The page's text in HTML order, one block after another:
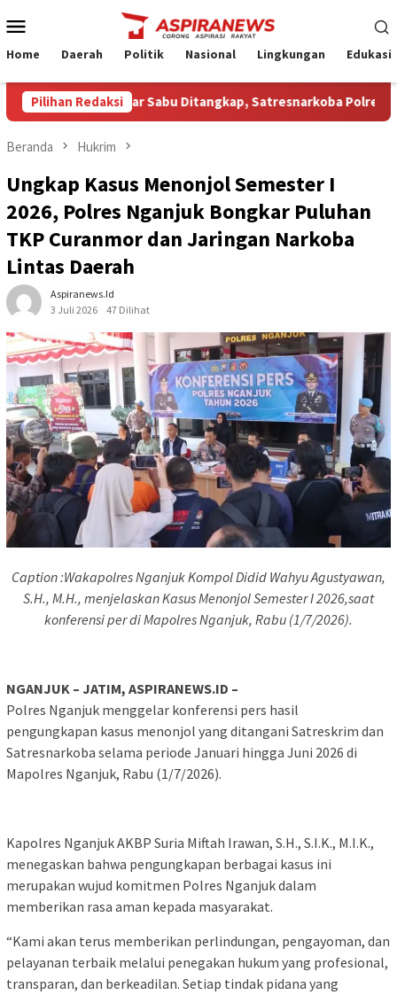
ke
Mobile
Home Daerah Politik Nasional Lingkungan Edukasi
Pilihan Redaksi
Pengedar Sabu Ditangkap, Satresnarkoba Polres Nganjuk
Beranda Hukrim
Ungkap Kasus Menonjol Semester I
2026, Polres Nganjuk Bongkar Puluhan
TKP Curanmor dan Jaringan Narkoba
Lintas Daerah
Aspiranews.id
3 Juli 2026
47 Dilihat
Caption :Wakapolres Nganjuk Kompol Didid Wahyu Agustyawan,
S.H., M.H., menjelaskan Kasus Menonjol Semester I 2026,saat
konferensi per di Mapolres Nganjuk, Rabu (1/7/2026).
NGANJUK – JATIM, ASPIRANEWS.ID –
Polres Nganjuk menggelar konferensi pers hasil
pengungkapan kasus menonjol yang ditangani Satreskrim dan
Satresnarkoba selama periode Januari hingga Juni 2026 di
Mapolres Nganjuk, Rabu (1/7/2026).
Kapolres Nganjuk AKBP Suria Miftah Irawan, S.H., S.I.K., M.I.K.,
menegaskan bahwa pengungkapan berbagai kasus ini
merupakan wujud komitmen Polres Nganjuk dalam
memberikan rasa aman kepada masyarakat.
“Kami akan terus memberikan perlindungan, pengayoman, dan
pelayanan terbaik melalui penegakan hukum yang profesional,
transparan, dan berkeadilan. Setiap tindak pidana yang